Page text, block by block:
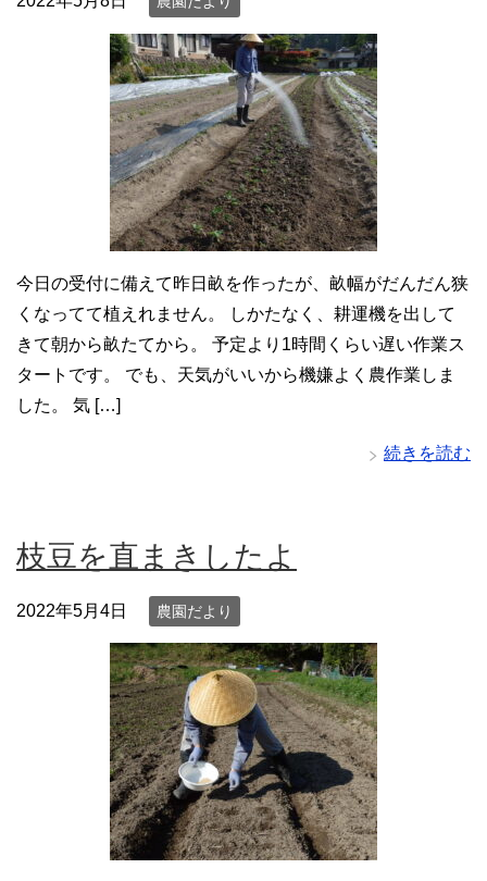
今日の受付に備えて昨日畝を作ったが、畝幅がだんだん狭
くなってて植えれません。 しかたなく、耕運機を出して
きて朝から畝たてから。 予定より1時間くらい遅い作業ス
タートです。 でも、天気がいいから機嫌よく農作業しま
した。 気 […]
続きを読む
枝豆を直まきしたよ
2022年5月4日 農園だより